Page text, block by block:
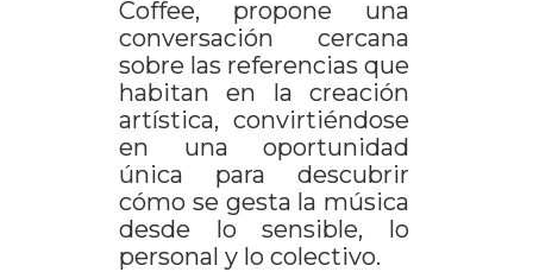
Coffee, propone una
conversación cercana
sobre las referencias que
habitan en la creación
artística, convirtiéndose
en una oportunidad
única para descubrir
cómo se gesta la música
desde lo sensible, lo
personal y lo colectivo.